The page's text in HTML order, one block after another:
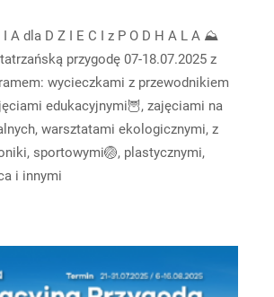
I A dla D Z I E C I z P O D H A L A ⛰️
przygodę 07-18.07.2025 z
wycieczkami z przewodnikiem
edukacyjnymi🦉, zajęciami na
warsztatami ekologicznymi, z
sportowymi🏐, plastycznymi,
i innymi